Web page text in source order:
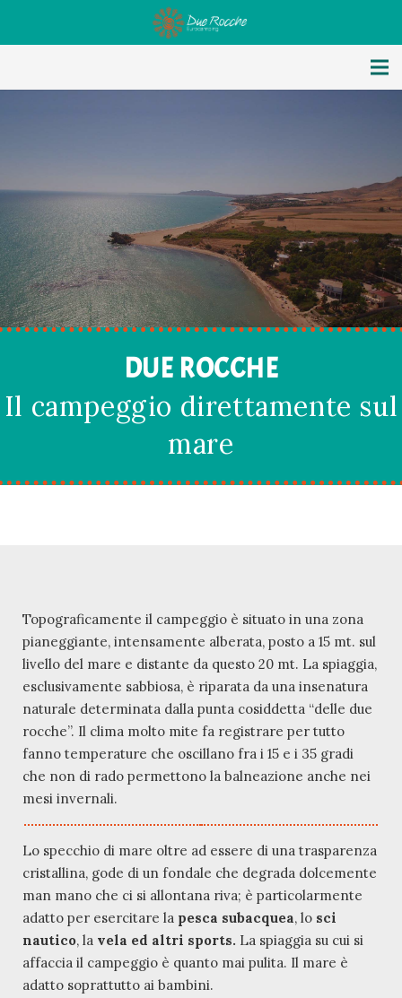
DUE ROCCHE
Il campeggio direttamente sul
mare
Topograficamente il campeggio è situato in una zona
pianeggiante, intensamente alberata, posto a 15 mt. sul
livello del mare e distante da questo 20 mt. La spiaggia,
esclusivamente sabbiosa, è riparata da una insenatura
naturale determinata dalla punta cosiddetta “delle due
rocche”. Il clima molto mite fa registrare per tutto
fanno temperature che oscillano fra i 15 e i 35 gradi
che non di rado permettono la balneazione anche nei
mesi invernali.
Lo specchio di mare oltre ad essere di una trasparenza
cristallina, gode di un fondale che degrada dolcemente
man mano che ci si allontana riva; è particolarmente
adatto per esercitare la pesca subacquea, lo sci
nautico, la vela ed altri sports. La spiaggia su cui si
affaccia il campeggio è quanto mai pulita. Il mare è
adatto soprattutto ai bambini.